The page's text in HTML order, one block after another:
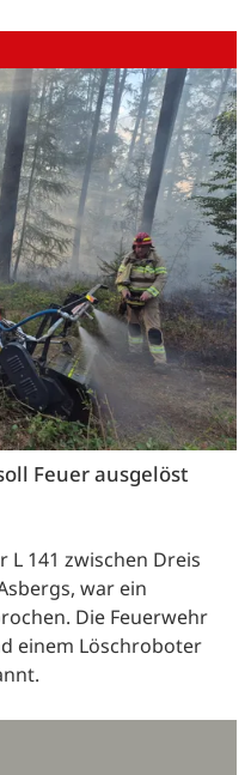
Feuer ausgelöst
141 zwischen Dreis
war ein
Die Feuerwehr
einem Löschroboter